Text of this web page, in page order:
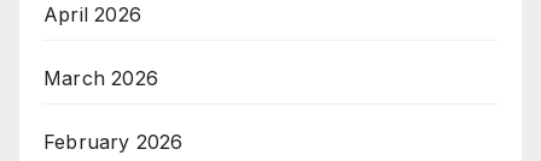
April 2026
March 2026
February 2026